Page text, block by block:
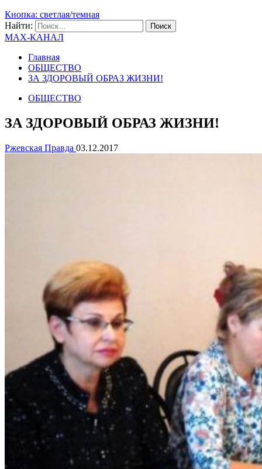
Кнопка: светлая/темная
Найти:
MAX-КАНАЛ
Главная
ОБЩЕСТВО
ЗА ЗДОРОВЫЙ ОБРАЗ ЖИЗНИ!
ОБЩЕСТВО
ЗА ЗДОРОВЫЙ ОБРАЗ ЖИЗНИ!
Ржевская Правда 03.12.2017